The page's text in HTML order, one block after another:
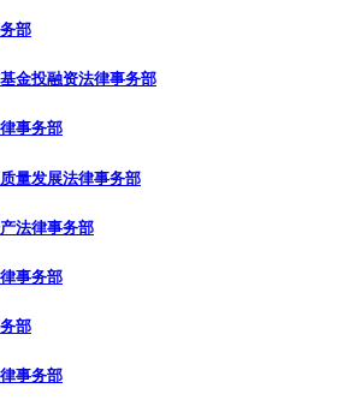
部
金投融资法律事务部
事务部
量发展法律事务部
法律事务部
事务部
部
事务部